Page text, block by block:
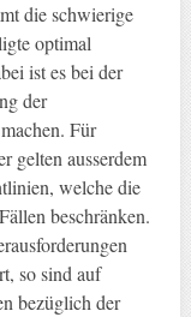
die schwierige
optimal
ist es bei der
der
Für
gelten ausserdem
welche die
beschränken.
so sind auf
bezüglich der